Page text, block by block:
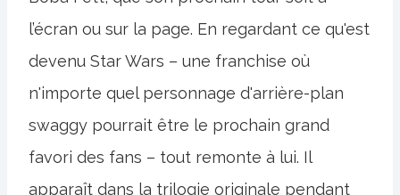
l’écran ou sur la page. En regardant ce qu'est
devenu Star Wars – une franchise où
n'importe quel personnage d'arrière-plan
swaggy pourrait être le prochain grand
favori des fans – tout remonte à lui. Il
apparaît dans la trilogie originale pendant